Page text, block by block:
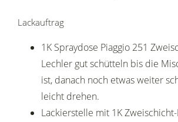
Lackauftrag
1K Spraydose Piaggio 251
Lechler gut schütteln bis die
ist, danach noch etwas weiter
leicht drehen.
Lackierstelle mit 1K